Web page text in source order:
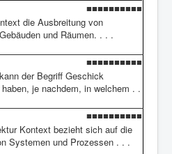
■■■■■■■■■■
die Ausbreitung von
und Räumen. . . .
■■■■■■■■■■
der Begriff Geschick
je nachdem, in welchem . .
■■■■■■■■■■
Kontext bezieht sich auf die
Systemen und Prozessen . . .